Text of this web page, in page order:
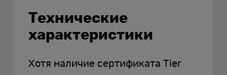
Технические
характеристики
Хотя наличие сертификата Tier